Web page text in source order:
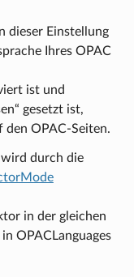
dieser Einstellung
Ihres OPAC
ist und
gesetzt ist,
den OPAC-Seiten.
durch die
in der gleichen
OPACLanguages